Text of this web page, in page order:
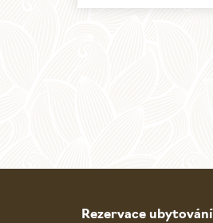
Rezervace ubytování